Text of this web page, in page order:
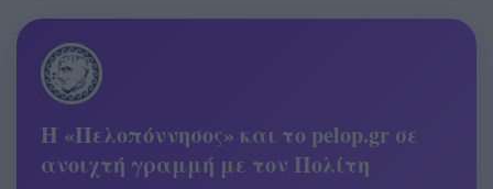
Η «Πελοπόννησος» και το pelop.gr σε
ανοιχτή γραμμή με τον Πολίτη